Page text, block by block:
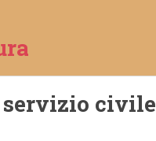
servizio civile